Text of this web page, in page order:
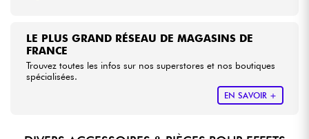
LE PLUS GRAND RÉSEAU DE MAGASINS DE
FRANCE
Trouvez toutes les infos sur nos superstores et nos boutiques
spécialisées.
EN SAVOIR +